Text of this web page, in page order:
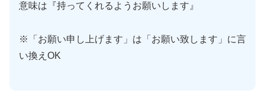
意味は『持ってくれるようお願いします』
※「お願い申し上げます」は「お願い致します」に言
い換えOK